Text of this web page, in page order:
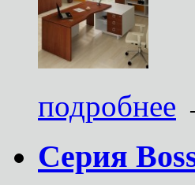
подробнее
Серия